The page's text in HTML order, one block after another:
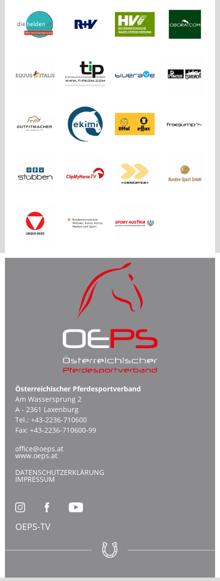
Österreichischer Pferdesportverband
Am Wassersprung 2
A - 2361 Laxenburg
Tel.: +43-2236-710600
Fax: +43-2236-710600-99
office@oeps.at
www.oeps.at
DATENSCHUTZERKLÄRUNG
IMPRESSUM
OEPS-TV